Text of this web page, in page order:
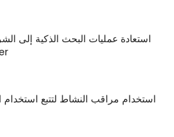
استعادة عمليات البحث الذكية إلى
استخدام مراقب النشاط لتتبع استخدام